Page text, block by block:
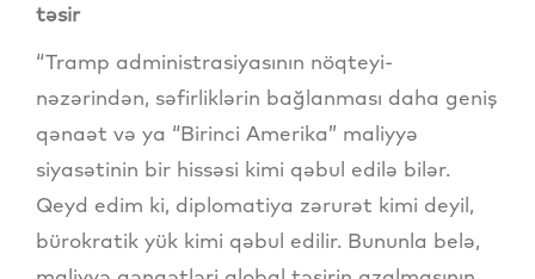
təsir
“Tramp administrasiyasının nöqteyi-
nəzərindən, səfirliklərin bağlanması daha geniş
qənaət və ya “Birinci Amerika” maliyyə
siyasətinin bir hissəsi kimi qəbul edilə bilər.
Qeyd edim ki, diplomatiya zərurət kimi deyil,
bürokratik yük kimi qəbul edilir. Bununla belə,